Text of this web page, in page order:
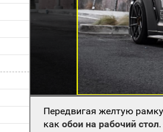
Передвигая желтую
какобои на рабочий стол